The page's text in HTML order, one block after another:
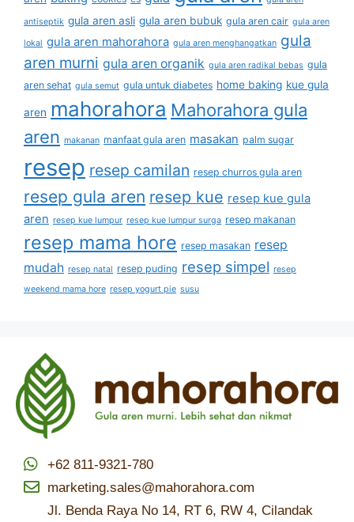
antiseptik gula aren asli gula aren bubuk gula aren cair gula aren
lokal gula aren mahorahora gula aren menghangatkan gula
aren murni gula aren organik gula aren radikal bebas gula
aren sehat gula semut gula untuk diabetes home baking kue gula
aren mahorahora Mahorahora gula
aren makanan manfaat gula aren masakan palm sugar
resep resep camilan resep churros gula aren
resep gula aren resep kue resep kue gula
aren resep kue lumpur resep kue lumpur surga resep makanan
resep mama hore resep masakan resep
mudah resep natal resep puding resep simpel resep
weekend mama hore resep yogurt pie susu
+62 811-9321-780
marketing.sales@mahorahora.com
Jl. Benda Raya No 14, RT 6, RW 4, Cilandak